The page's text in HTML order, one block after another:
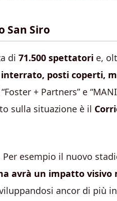
San Siro
di 71.500 spettatori e,
posti coperti,
+ Partners” e
sulla situazione è il
esempio il nuovo
avrà un impatto visivo
ancor di più